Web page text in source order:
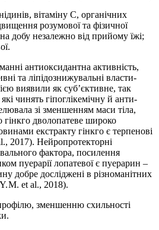
вітаміну С, органічних
розумової та фізичної
добу незалежно від прийому їжі;
антиоксидантна активність,
та ліпідознижувальні власти­
виявили як суб’єктивне, так
чинять гіпоглікемічну й анти­
зі зменшенням маси тіла,
дволопатеве широко
екстракту гінкго є терпенові
2017). Нейропротекторні
фактора, посилення
пуерарії лопатевої є пуерарин –
добре досліджені в різноманітних
M. et al., 2018).
зменшенню схильності